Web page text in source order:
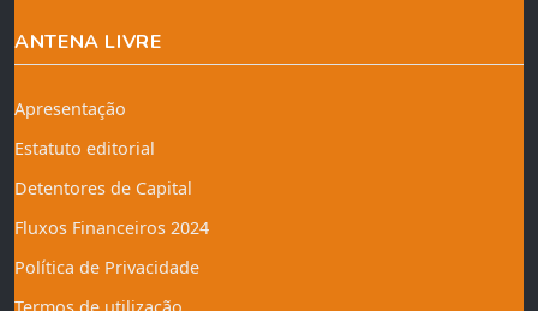
ANTENA LIVRE
Apresentação
Estatuto editorial
Detentores de Capital
Fluxos Financeiros 2024
Política de Privacidade